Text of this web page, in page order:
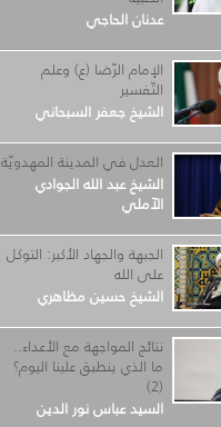
عدنان الحاجي
الإمام الرّضا (ع) وعلم
التّفسير
الشيخ جعفر السبحاني
العدل في المدينة المهدويّة
الشيخ عبد الله الجوادي
الآملي
الجبهة والجهاد الأكبر: التوكل
على الله
الشيخ حسين مظاهري
نتائج المواجهة مع الأعداء..
ما الذي ينطبق علينا اليوم؟
(2)
السيد عباس نور الدين